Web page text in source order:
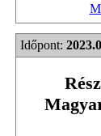
Időpont: